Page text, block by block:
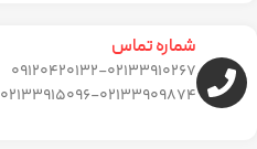
شماره تماس
09120420132-02133910267
02133915096-02133909874